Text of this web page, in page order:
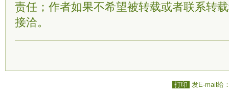
责任；作者如果不希望被转载或者联系转
接洽。
打印 发E-mail给